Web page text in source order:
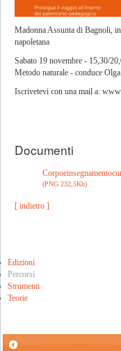
Madonna Assunta di Bagnoli,
napoletana
Sabato 19 novembre - 15,30/
Metodo naturale - conduce
Iscrivetevi con una mail a:
Documenti
(PNG 232,5Kb)
[ indietro ]
Edizioni
Percorsi
Strumenti
Teorie